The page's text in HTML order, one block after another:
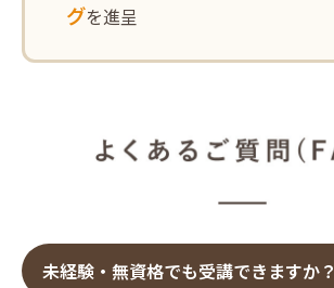
グを進呈
未経験・無資格でも受講できますか？